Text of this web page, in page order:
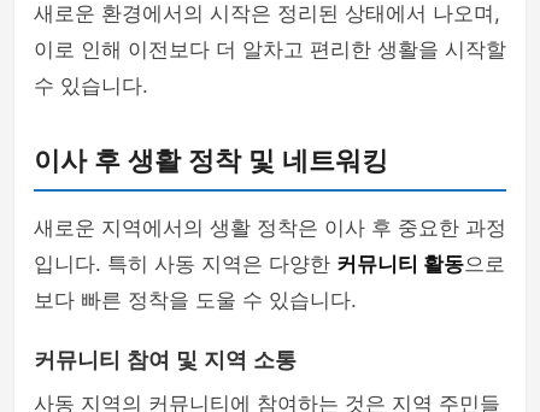
새로운 환경에서의 시작은 정리된 상태에서 나오며,
이로 인해 이전보다 더 알차고 편리한 생활을 시작할
수 있습니다.
이사 후 생활 정착 및 네트워킹
새로운 지역에서의 생활 정착은 이사 후 중요한 과정
입니다. 특히 사동 지역은 다양한 커뮤니티 활동으로
보다 빠른 정착을 도울 수 있습니다.
커뮤니티 참여 및 지역 소통
사동 지역의 커뮤니티에 참여하는 것은 지역 주민들